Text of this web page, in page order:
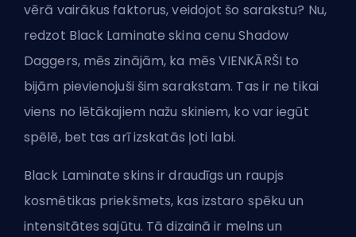
vērā vairākus faktorus, veidojot šo sarakstu? Nu,
redzot Black Laminate skina cenu Shadow
Daggers, mēs zinājām, ka mēs VIENKĀRŠI to
bijām pievienojuši šim sarakstam. Tas ir ne tikai
viens no lētākajiem nažu skiniem, ko var iegūt
spēlē, bet tas arī izskatās ļoti labi.
Black Laminate skins ir draudīgs un raupjs
kosmētikas priekšmets, kas izstaro spēku un
intensitātes sajūtu. Tā dizainā ir melns un